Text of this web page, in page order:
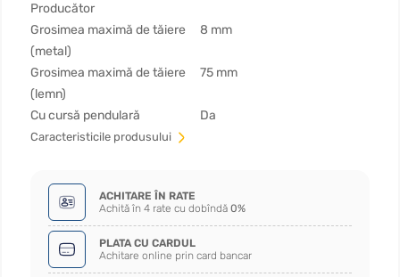
Producător
Grosimea maximă de tăiere
(metal)
8 mm
Grosimea maximă de tăiere
(lemn)
75 mm
Cu cursă pendulară Da
Сaracteristicile produsului
ACHITARE ÎN RATE
Achită în 4 rate cu dobîndă 0%
PLATA CU CARDUL
Achitare online prin card bancar